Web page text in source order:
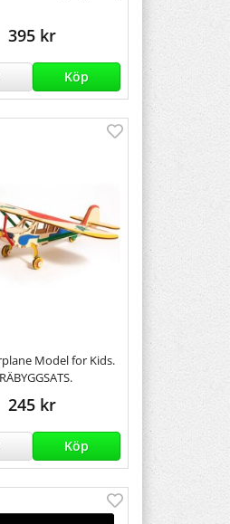
395 kr
Köp
Model for Kids.
245 kr
Köp